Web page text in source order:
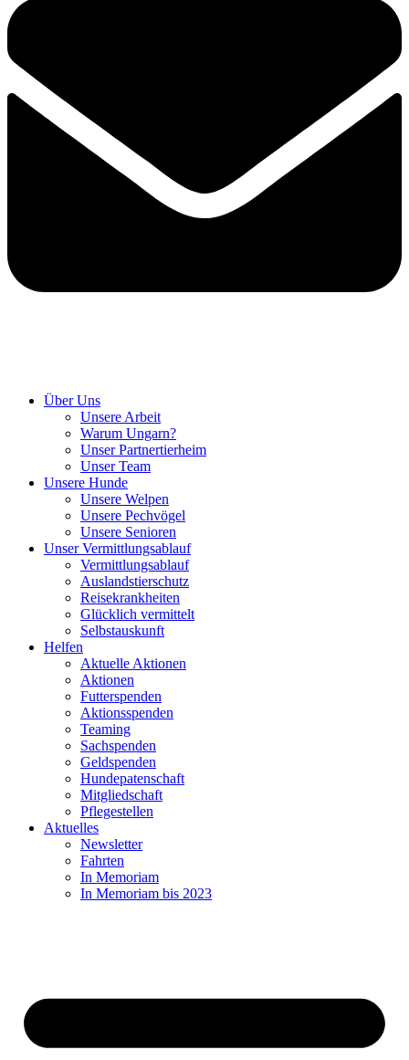
Über Uns
Unsere Arbeit
Warum Ungarn?
Unser Partnertierheim
Unser Team
Unsere Hunde
Unsere Welpen
Unsere Pechvögel
Unsere Senioren
Unser Vermittlungsablauf
Vermittlungsablauf
Auslandstierschutz
Reisekrankheiten
Glücklich vermittelt
Selbstauskunft
Helfen
Aktuelle Aktionen
Aktionen
Futterspenden
Aktionsspenden
Teaming
Sachspenden
Geldspenden
Hundepatenschaft
Mitgliedschaft
Pflegestellen
Aktuelles
Newsletter
Fahrten
In Memoriam
In Memoriam bis 2023